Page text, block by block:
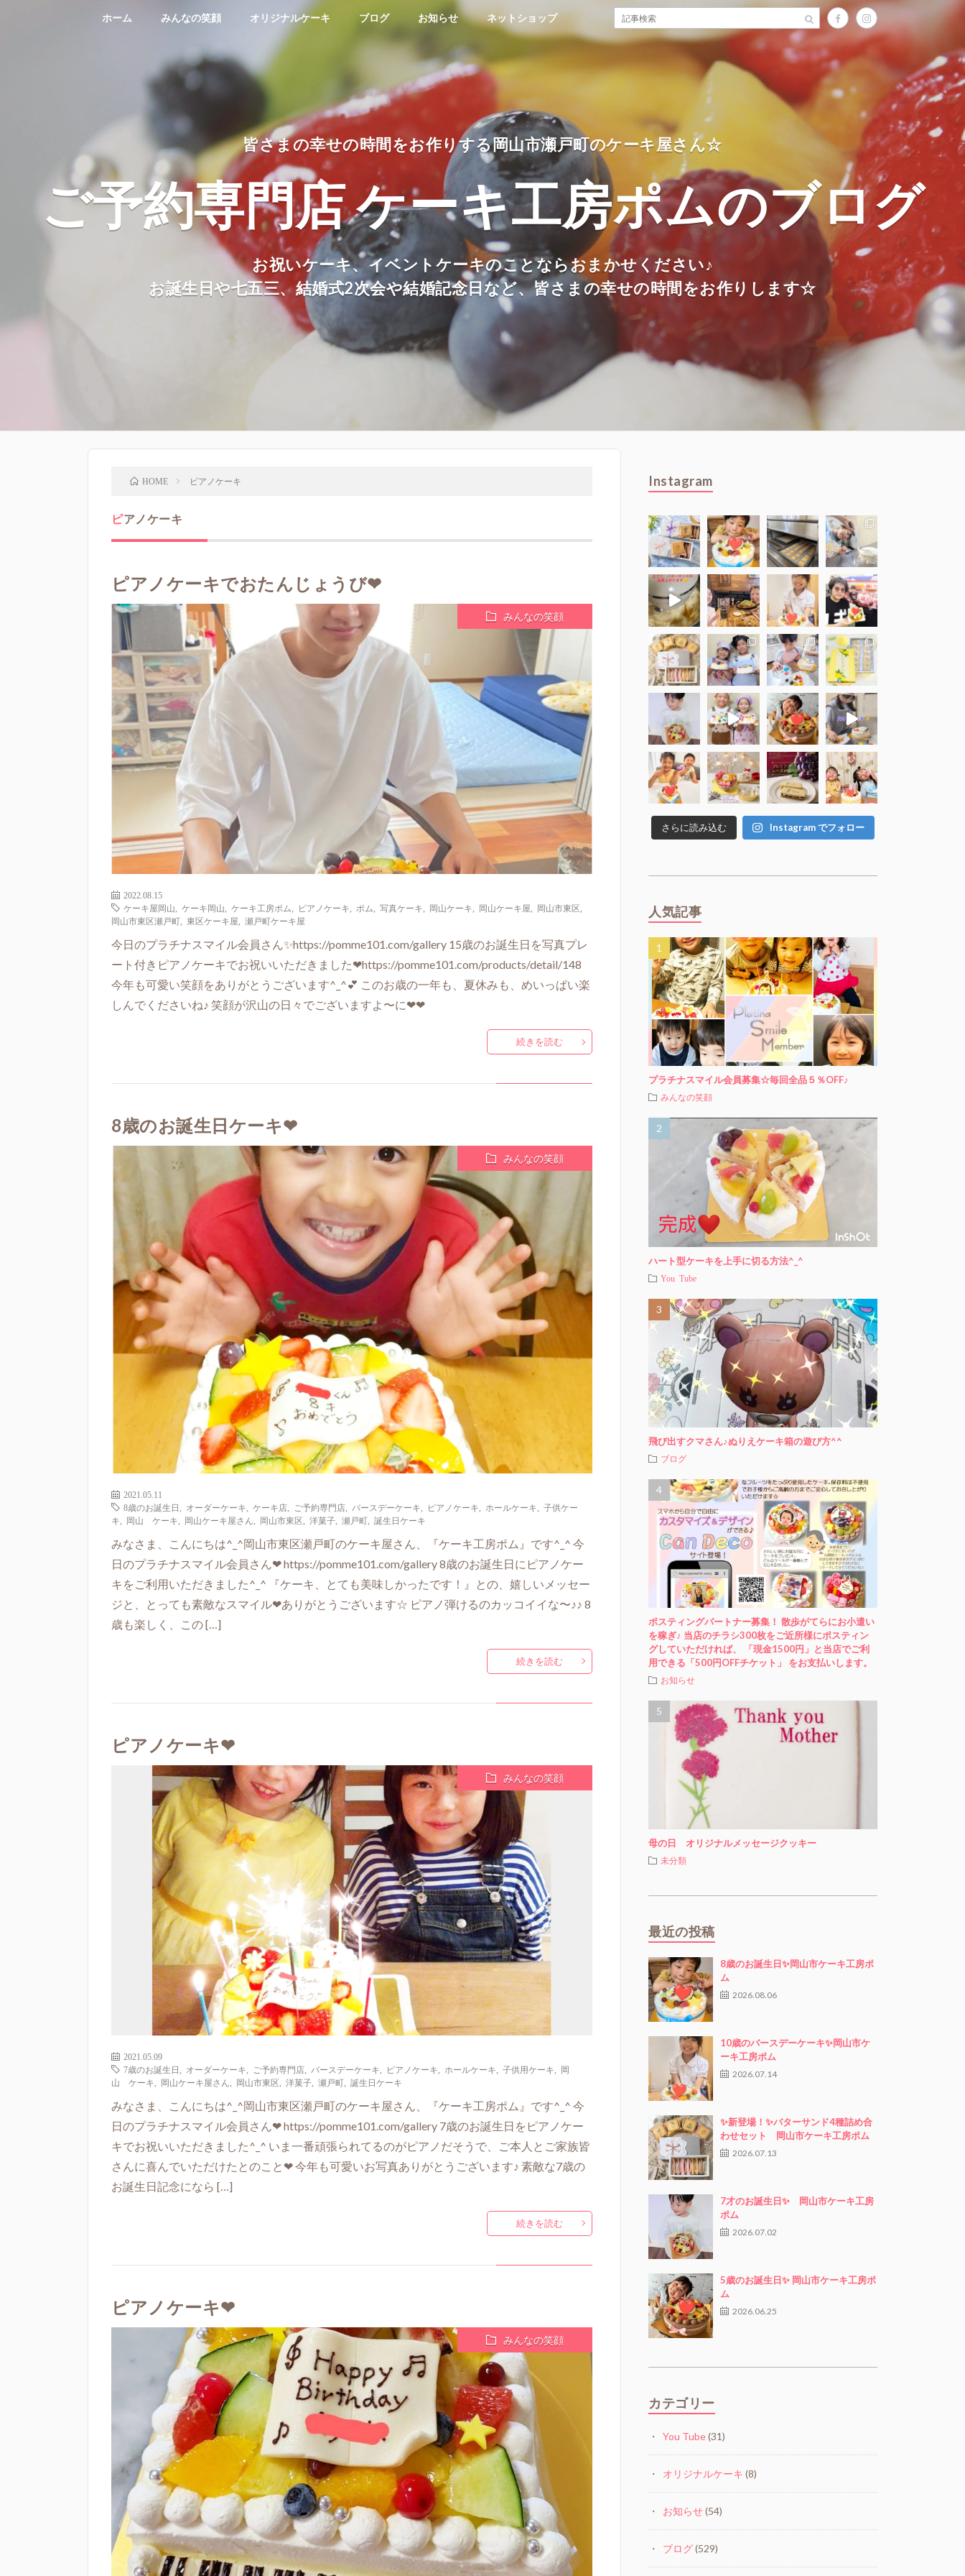
ホーム みんなの笑顔 オリジナルケーキ ブログ お知らせ ネットショップ
皆さまの幸せの時間をお作りする岡山市瀬戸町のケーキ屋さん☆
ご予約専門店 ケーキ工房ポムのブログ
お祝いケーキ、イベントケーキのことならおまかせください♪
お誕生日や七五三、結婚式2次会や結婚記念日など、皆さまの幸せの時間をお作りします☆
HOME ピアノケーキ
ピアノケーキ
ピアノケーキでおたんじょうび❤
みんなの笑顔
2022.08.15
ケーキ屋岡山
ケーキ岡山 ケーキ工房ポム ピアノケーキ ポム 写真ケーキ 岡山ケーキ 岡山ケーキ屋 岡山市東区
岡山市東区瀬戸町
東区ケーキ屋 瀬戸町ケーキ屋
今日のプラチナスマイル会員さん✨https://pomme101.com/gallery 15歳のお誕生日を写真プレ
ート付きピアノケーキでお祝いいただきました❤https://pomme101.com/products/detail/148
今年も可愛い笑顔をありがとうございます^_^💕 このお歳の一年も、夏休みも、めいっぱい楽
しんでくださいね♪ 笑顔が沢山の日々でございますよ〜に❤❤
続きを読む
8歳のお誕生日ケーキ❤
みんなの笑顔
2021.05.11
8歳のお誕生日
オーダーケーキ ケーキ店 ご予約専門店 バースデーケーキ ピアノケーキ ホールケーキ
子供ケー
キ
岡山 ケーキ 岡山ケーキ屋さん 岡山市東区 洋菓子 瀬戸町 誕生日ケーキ
みなさま、こんにちは^_^岡山市東区瀬戸町のケーキ屋さん、『ケーキ工房ポム』です^_^ 今
日のプラチナスマイル会員さん❤ https://pomme101.com/gallery 8歳のお誕生日にピアノケー
キをご利用いただきました^_^ 『ケーキ、とても美味しかったです！』との、嬉しいメッセー
ジと、とっても素敵なスマイル❤ありがとうございます☆ ピアノ弾けるのカッコイイな〜♪♪ 8
歳も楽しく、この […]
続きを読む
ピアノケーキ❤
みんなの笑顔
2021.05.09
7歳のお誕生日
オーダーケーキ ご予約専門店 バースデーケーキ ピアノケーキ ホールケーキ 子供用ケーキ
岡
山 ケーキ
岡山ケーキ屋さん 岡山市東区 洋菓子 瀬戸町 誕生日ケーキ
みなさま、こんにちは^_^岡山市東区瀬戸町のケーキ屋さん、『ケーキ工房ポム』です^_^ 今
日のプラチナスマイル会員さん❤ https://pomme101.com/gallery 7歳のお誕生日をピアノケー
キでお祝いいただきました^_^ いま一番頑張られてるのがピアノだそうで、ご本人とご家族皆
さんに喜んでいただけたとのこと❤ 今年も可愛いお写真ありがとうございます♪ 素敵な7歳の
お誕生日記念になら […]
続きを読む
ピアノケーキ❤
みんなの笑顔
Instagram
さらに読み込む Instagram でフォロー
人気記事
プラチナスマイル会員募集☆毎回全品５％OFF♪
みんなの笑顔
ハート型ケーキを上手に切る方法^_^
You Tube
飛び出すクマさん♪ぬりえケーキ箱の遊び方^^
ブログ
ポスティングパートナー募集！ 散歩がてらにお小遣い
を稼ぎ♪ 当店のチラシ300枚をご近所様にポスティン
グしていただければ、 「現金1500円」と当店でご利
用できる「500円OFFチケット」 をお支払いします。
お知らせ
母の日 オリジナルメッセージクッキー
未分類
最近の投稿
8歳のお誕生日✨岡山市ケーキ工房ポ
ム
2026.08.06
10歳のバースデーケーキ✨岡山市ケ
ーキ工房ポム
2026.07.14
✨新登場！✨バターサンド4種詰め合
わせセット 岡山市ケーキ工房ポム
2026.07.13
7才のお誕生日✨ 岡山市ケーキ工房
ポム
2026.07.02
5歳のお誕生日✨ 岡山市ケーキ工房ポ
ム
2026.06.25
カテゴリー
You Tube(31)
オリジナルケーキ (8)
お知らせ(54)
ブログ(529)